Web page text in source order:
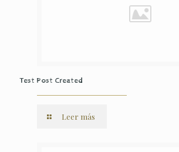
Test Post Created
Leer más